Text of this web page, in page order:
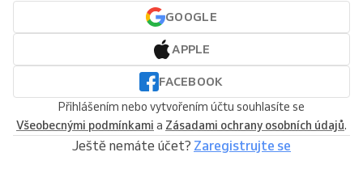
GOOGLE
APPLE
FACEBOOK
Přihlášením nebo vytvořením účtu souhlasíte se
Všeobecnými podmínkami a Zásadami ochrany osobních údajů.
Ještě nemáte účet? Zaregistrujte se